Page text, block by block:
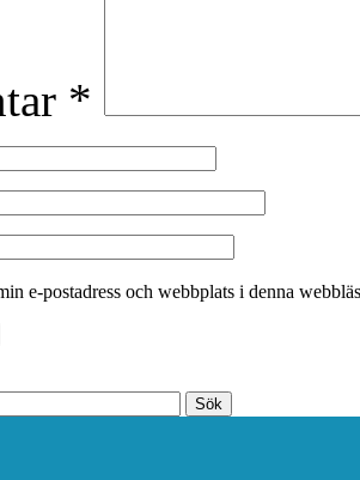
*
e-postadress och webbplats i denna